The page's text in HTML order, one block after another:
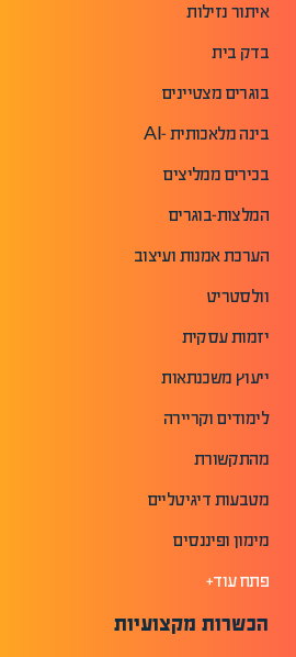
איתור נזילות
בדק בית
בוגרים מצטיינים
בינה מלאכותית -AI
בכירים ממליצים
המלצות-בוגרים
הערכת אמנות ועיצוב
וולסטריט
יזמות עסקית
ייעוץ משכנתאות
לימודים וקריירה
מהתקשורת
מטבעות דיגיטליים
מימון ופיננסים
פתח עוד+
הכשרות מקצועיות